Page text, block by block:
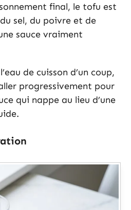
final, le tofu est
sel, du poivre et de
sauce vraiment
de cuisson d’un coup,
progressivement pour
qui nappe au lieu d’une